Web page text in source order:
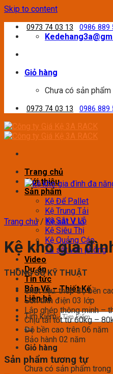
Skip to content
0973 74 03 13 0986 889
Giỏ hàng
Chưa có sản
0973 74 03 13 0986 889
Trang chủ
Giới thiệu
Sản phẩm
Kệ Để Pallet
Kệ Trung Tải
Kệ Sắt V Lỗ
Kệ Siêu Thị
Kệ Quảng Cáo
Tủ sắt văn phòng
Video
Dự án
Tin tức
Bản Vẽ – Thiết Kế
Liên hệ
Tìm kiếm:
Giỏ hàng
Chưa có sản phẩm trong
Trang chủ / Kệ sắt V lỗ
Kệ kho gia
THÔNG SỐ KỸ THUẬT
Chất liệu: thép độ bền
Sơn tĩnh điện 03 lớp
Lắp ghép thông minh –
Chịu tải tốt từ 60kg –
Độ bền cao trên 06 năm
Bảo hành 02 năm
Sản phẩm tương tự